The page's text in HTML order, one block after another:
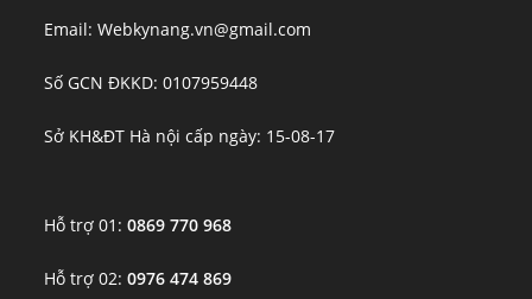
Email: Webkynang.vn@gmail.com
Số GCN ĐKKD: 0107959448
Sở KH&ĐT Hà nội cấp ngày: 15-08-17
Hỗ trợ 01:0869 770 968
Hỗ trợ 02:0976 474 869